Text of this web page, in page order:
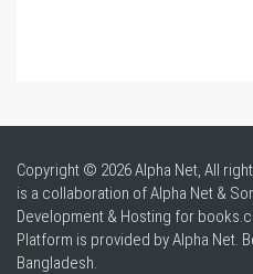
Copyright © 2026 Alpha Net, All
is a collaboration of Alpha Net &
Development & Hosting for
Platform is provided by Alpha Net.
Bangladesh.